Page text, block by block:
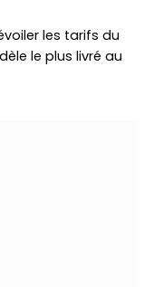
les tarifs du
le plus livré au